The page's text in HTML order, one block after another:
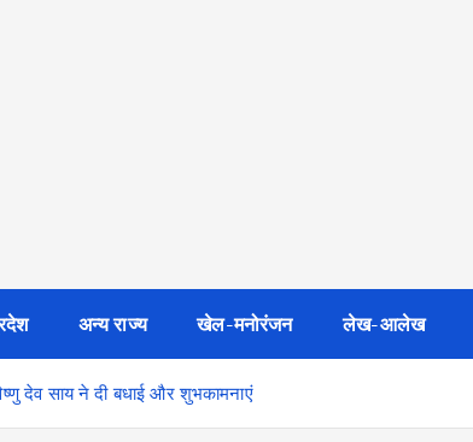
अन्य राज्य खेल-मनोरंजन लेख-आलेख
देव साय ने दी बधाई और शुभकामनाएं